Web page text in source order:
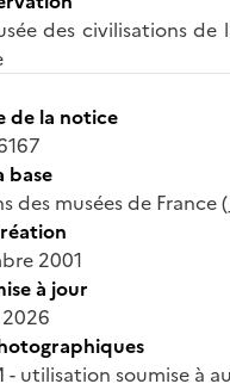
des civilisations de
de la notice
base
des musées de France
2001
à jour
- utilisation soumise à